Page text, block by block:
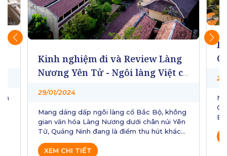
Kinh nghiệm đi và Review Làng
Nương Yên Tử - Ngôi làng Việt cổ
thời Trần
29/01/2024
Mang dáng dấp ngôi làng cổ Bắc Bộ, không
gian văn hóa Làng Nương dưới chân núi Yên
Tử, Quảng Ninh đang là điểm thu hút khách
hùng vĩ, đẹp say đắm lòng người. Hãy cùng
XEM CHI TIẾT